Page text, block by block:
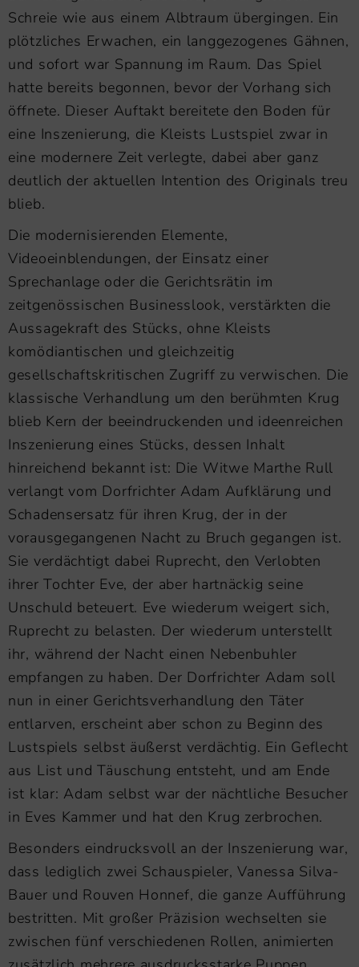
Schreie wie aus einem Albtraum übergingen. Ein
plötzliches Erwachen, ein langgezogenes Gähnen,
und sofort war Spannung im Raum. Das Spiel
hatte bereits begonnen, bevor der Vorhang sich
öffnete. Dieser Auftakt bereitete den Boden für
eine Inszenierung, die Kleists Lustspiel zwar in
eine modernere Zeit verlegte, dabei aber ganz
deutlich der aktuellen Intention des Originals treu
blieb.
Die modernisierenden Elemente,
Videoeinblendungen, der Einsatz einer
Sprechanlage oder die Gerichtsrätin im
zeitgenössischen Businesslook, verstärkten die
Aussagekraft des Stücks, ohne Kleists
komödiantischen und gleichzeitig
gesellschaftskritischen Zugriff zu verwischen. Die
klassische Verhandlung um den berühmten Krug
blieb Kern der beeindruckenden und ideenreichen
Inszenierung eines Stücks, dessen Inhalt
hinreichend bekannt ist: Die Witwe Marthe Rull
verlangt vom Dorfrichter Adam Aufklärung und
Schadensersatz für ihren Krug, der in der
vorausgegangenen Nacht zu Bruch gegangen ist.
Sie verdächtigt dabei Ruprecht, den Verlobten
ihrer Tochter Eve, der aber hartnäckig seine
Unschuld beteuert. Eve wiederum weigert sich,
Ruprecht zu belasten. Der wiederum unterstellt
ihr, während der Nacht einen Nebenbuhler
empfangen zu haben. Der Dorfrichter Adam soll
nun in einer Gerichtsverhandlung den Täter
entlarven, erscheint aber schon zu Beginn des
Lustspiels selbst äußerst verdächtig. Ein Geflecht
aus List und Täuschung entsteht, und am Ende
ist klar: Adam selbst war der nächtliche Besucher
in Eves Kammer und hat den Krug zerbrochen.
Besonders eindrucksvoll an der Inszenierung war,
dass lediglich zwei Schauspieler, Vanessa Silva-
Bauer und Rouven Honnef, die ganze Aufführung
bestritten. Mit großer Präzision wechselten sie
zwischen fünf verschiedenen Rollen, animierten